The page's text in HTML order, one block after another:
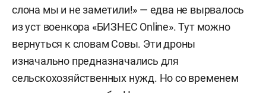
слона мы и не заметили!» — едва не вырвалось
из уст военкора «БИЗНЕС Online». Тут можно
вернуться к словам Совы. Эти дроны
изначально предназначались для
сельскохозяйственных нужд. Но со временем